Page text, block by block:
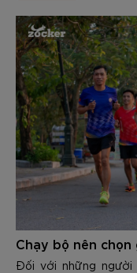
nhân gây ra các
gan chân, đau cẳng
Chạy bộ nên
Đối với những